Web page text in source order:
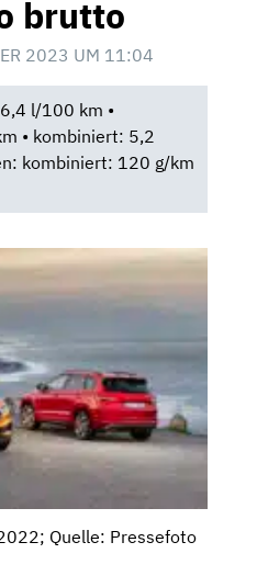
brutto
2023 UM 11:04
l/100 km •
• kombiniert: 5,2
kombiniert: 120 g/km
Quelle: Pressefoto